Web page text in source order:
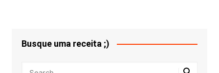
Busque uma receita ;)